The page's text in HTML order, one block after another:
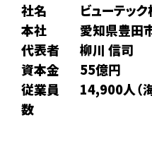
社名
ビューテッ
本社
愛知県豊田
代表者
柳川 信司
資本金
55億円
従業員
数
14,900人（